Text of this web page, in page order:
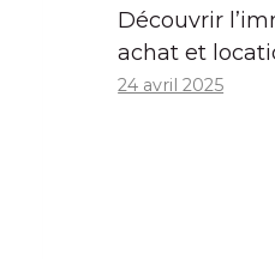
Découvrir
achat et
24 avril 2025